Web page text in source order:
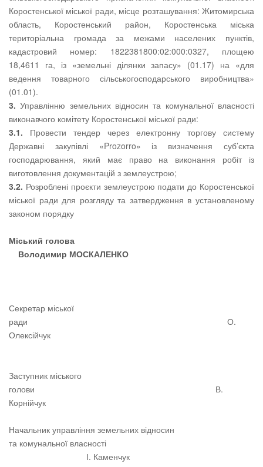
Коростенської міської ради, місце розташування: Житомирська
область, Коростенський район, Коростенська міська
територіальна громада за межами населених пунктів,
кадастровий номер: 1822381800:02:000:0327, площею
18,4611 га, із «земельні ділянки запасу» (01.17) на «для
ведення товарного сільськогосподарського виробництва»
(01.01).
3. Управлінню земельних відносин та комунальної власності
виконавчого комітету Коростенської міської ради:
3.1. Провести тендер через електронну торгову систему
Державні закупівлі «Prozorro» із визначення суб’єкта
господарювання, який має право на виконання робіт із
виготовлення документацій з землеустрою;
3.2. Розроблені проєкти землеустрою подати до Коростенської
міської ради для розгляду та затвердження в установленому
законом порядку
Міський голова
Володимир МОСКАЛЕНКО
Секретар міської
ради О.
Олексійчук
Заступник міського
голови В.
Корнійчук
Начальник управління земельних відносин
та комунальної власності
І. Каменчук